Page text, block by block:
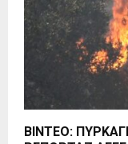
ΒΙΝΤΕΟ: